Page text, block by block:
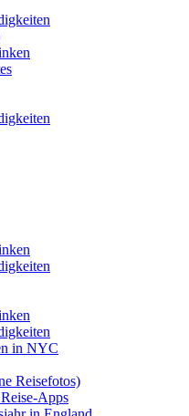
in NYC
Reisefotos)
Apps